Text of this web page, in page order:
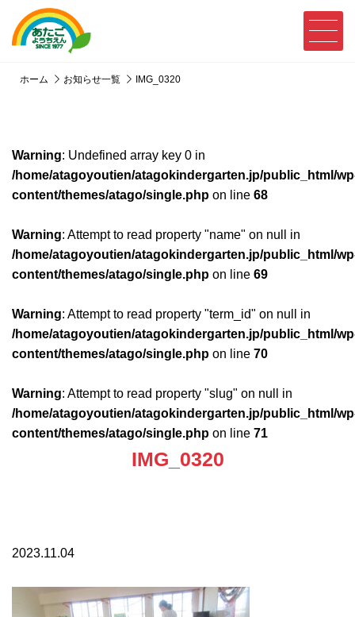
ホーム お知らせ一覧 IMG_0320
Warning: Undefined array key 0 in
/home/atagoyoutien/atagokindergarten.jp/public_html/
content/themes/atago/single.php on line 68
Warning: Attempt to read property "name" on null in
/home/atagoyoutien/atagokindergarten.jp/public_html/
content/themes/atago/single.php on line 69
Warning: Attempt to read property "term_id" on null in
/home/atagoyoutien/atagokindergarten.jp/public_html/
content/themes/atago/single.php on line 70
Warning: Attempt to read property "slug" on null in
/home/atagoyoutien/atagokindergarten.jp/public_html/
content/themes/atago/single.php on line 71
IMG_0320
2023.11.04